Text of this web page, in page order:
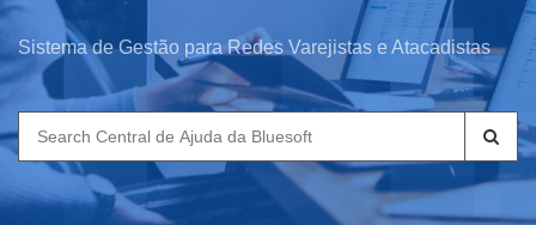
Sistema de Gestão para Redes Varejistas e Atacadistas
Search
for: